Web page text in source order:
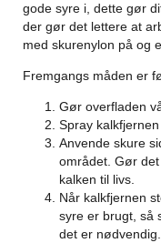
gode syre i, dette gør
der gør det lettere at
med skurenylon på og
Fremgangs måden er
Gør overfladen
Spray
Anvende skure
området. Gør
kalken til livs.
Når kalkfjernen
syre er brugt, så
det er nødvendig.